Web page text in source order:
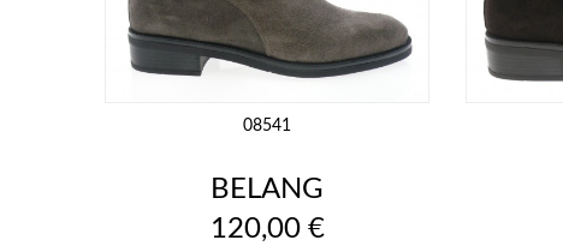
08541
BELANG
Prix
120,00 €